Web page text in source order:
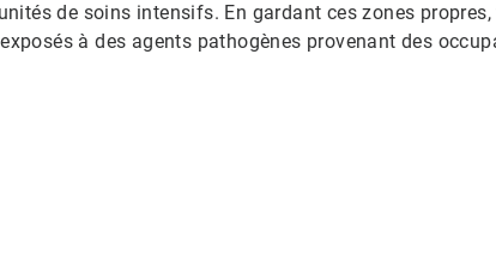
de soins intensifs.​​​​​​​ En gardant ces zones
à des agents pathogènes provenant des